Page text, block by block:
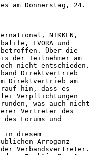
am Donnerstag, 24.
NIKKEN,
EVORA und
Über die
der Teilnehmer am
nicht entschieden.
Direktvertrieb
Direktvertrieb am
hin, dass es
Verpflichtungen
was auch nicht
Vertreter des
Forums und
in diesem
Arroganz